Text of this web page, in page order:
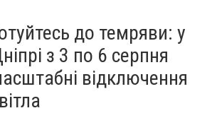
до темряви: у
з 3 по 6 серпня
відключення